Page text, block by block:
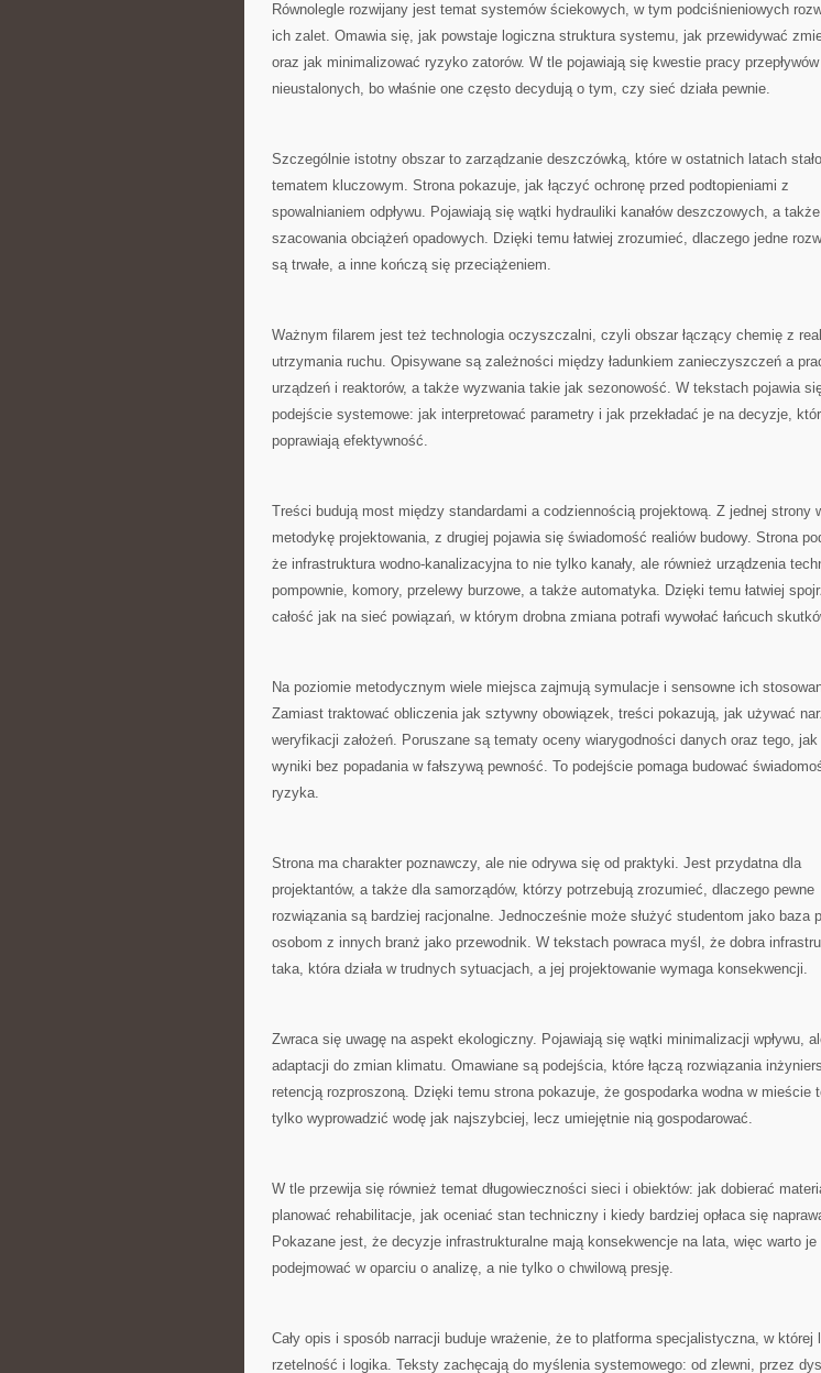
Równolegle rozwijany jest temat systemów ściekowych, w tym podciśnieniowych
ich zalet. Omawia się, jak powstaje logiczna struktura systemu, jak przewidywać
oraz jak minimalizować ryzyko zatorów. W tle pojawiają się kwestie pracy przepływów
nieustalonych, bo właśnie one często decydują o tym, czy sieć działa pewnie.
Szczególnie istotny obszar to zarządzanie deszczówką, które w ostatnich latach
tematem kluczowym. Strona pokazuje, jak łączyć ochronę przed podtopieniami z
spowalnianiem odpływu. Pojawiają się wątki hydrauliki kanałów deszczowych, a
szacowania obciążeń opadowych. Dzięki temu łatwiej zrozumieć, dlaczego jedne
są trwałe, a inne kończą się przeciążeniem.
Ważnym filarem jest też technologia oczyszczalni, czyli obszar łączący chemię z
utrzymania ruchu. Opisywane są zależności między ładunkiem zanieczyszczeń a
urządzeń i reaktorów, a także wyzwania takie jak sezonowość. W tekstach pojawia
podejście systemowe: jak interpretować parametry i jak przekładać je na decyzje,
poprawiają efektywność.
Treści budują most między standardami a codziennością projektową. Z jednej strony
metodykę projektowania, z drugiej pojawia się świadomość realiów budowy. Strona
że infrastruktura wodno-kanalizacyjna to nie tylko kanały, ale również urządzenia
pompownie, komory, przelewy burzowe, a także automatyka. Dzięki temu łatwiej
całość jak na sieć powiązań, w którym drobna zmiana potrafi wywołać łańcuch
Na poziomie metodycznym wiele miejsca zajmują symulacje i sensowne ich
Zamiast traktować obliczenia jak sztywny obowiązek, treści pokazują, jak używać
weryfikacji założeń. Poruszane są tematy oceny wiarygodności danych oraz tego,
wyniki bez popadania w fałszywą pewność. To podejście pomaga budować
ryzyka.
Strona ma charakter poznawczy, ale nie odrywa się od praktyki. Jest przydatna dla
projektantów, a także dla samorządów, którzy potrzebują zrozumieć, dlaczego pewne
rozwiązania są bardziej racjonalne. Jednocześnie może służyć studentom jako baza
osobom z innych branż jako przewodnik. W tekstach powraca myśl, że dobra
taka, która działa w trudnych sytuacjach, a jej projektowanie wymaga konsekwencji.
Zwraca się uwagę na aspekt ekologiczny. Pojawiają się wątki minimalizacji wpływu,
adaptacji do zmian klimatu. Omawiane są podejścia, które łączą rozwiązania
retencją rozproszoną. Dzięki temu strona pokazuje, że gospodarka wodna w mieście
tylko wyprowadzić wodę jak najszybciej, lecz umiejętnie nią gospodarować.
W tle przewija się również temat długowieczności sieci i obiektów: jak dobierać
planować rehabilitacje, jak oceniać stan techniczny i kiedy bardziej opłaca się
Pokazane jest, że decyzje infrastrukturalne mają konsekwencje na lata, więc warto je
podejmować w oparciu o analizę, a nie tylko o chwilową presję.
Cały opis i sposób narracji buduje wrażenie, że to platforma specjalistyczna, w której
rzetelność i logika. Teksty zachęcają do myślenia systemowego: od zlewni, przez